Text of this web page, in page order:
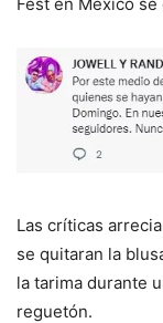
Fest en México
Las críticas
se quitaran la
la tarima durante
reguetón.